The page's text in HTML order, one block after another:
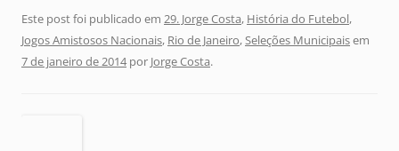
Este post foi publicado em 29. Jorge Costa, História do Futebol,
Jogos Amistosos Nacionais, Rio de Janeiro,Seleções Municipaisem
7 de janeiro de 2014por Jorge Costa.